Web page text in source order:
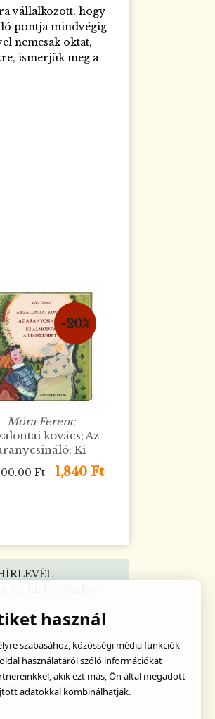
vállalkozott, hogy
pontja mindvégig
nemcsak oktat,
ismerjük meg a
-20%
Móra Ferenc
kovács; Az
Ki
a legszebbet?
Ft 1,840 Ft
Egyetértek:
tájékoztató
használ
szabásához, közösségi média funkciók
használatáról szóló információkat
akik ezt más, Ön által megadott
adatokkal kombinálhatják.